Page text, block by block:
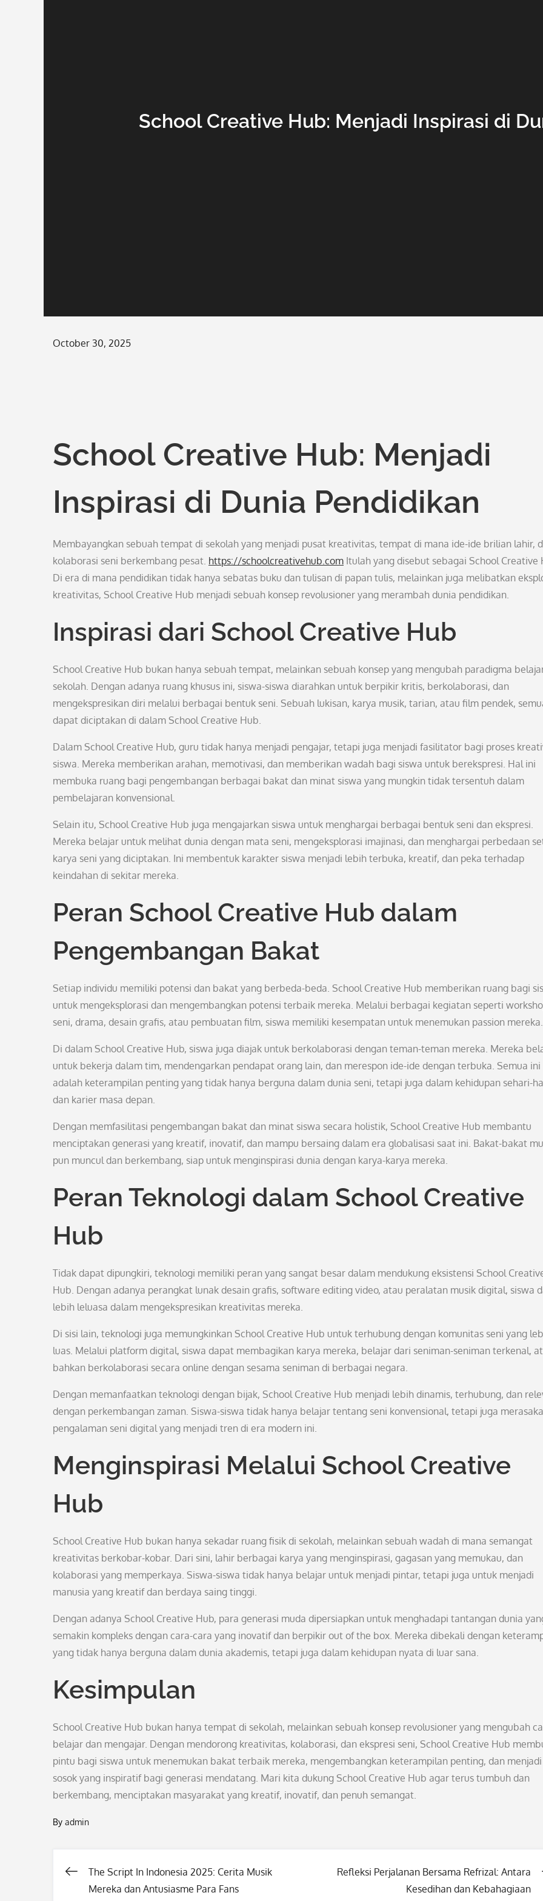
School Creative Hub: Menjadi Inspirasi di
Posted
October 30, 2025
School Creative Hub: Menjadi
Inspirasi di Dunia Pendidikan
Membayangkan sebuah tempat di sekolah yang menjadi pusat kreativitas, tempat di mana ide-ide brilian lahir,
kolaborasi seni berkembang pesat. https://schoolcreativehub.com Itulah yang disebut sebagai School Creative
Di era di mana pendidikan tidak hanya sebatas buku dan tulisan di papan tulis, melainkan juga melibatkan
kreativitas, School Creative Hub menjadi sebuah konsep revolusioner yang merambah dunia pendidikan.
Inspirasi dari School Creative Hub
School Creative Hub bukan hanya sebuah tempat, melainkan sebuah konsep yang mengubah paradigma
sekolah. Dengan adanya ruang khusus ini, siswa-siswa diarahkan untuk berpikir kritis, berkolaborasi, dan
mengekspresikan diri melalui berbagai bentuk seni. Sebuah lukisan, karya musik, tarian, atau film pendek,
dapat diciptakan di dalam School Creative Hub.
Dalam School Creative Hub, guru tidak hanya menjadi pengajar, tetapi juga menjadi fasilitator bagi proses
siswa. Mereka memberikan arahan, memotivasi, dan memberikan wadah bagi siswa untuk berekspresi. Hal ini
membuka ruang bagi pengembangan berbagai bakat dan minat siswa yang mungkin tidak tersentuh dalam
pembelajaran konvensional.
Selain itu, School Creative Hub juga mengajarkan siswa untuk menghargai berbagai bentuk seni dan ekspresi.
Mereka belajar untuk melihat dunia dengan mata seni, mengeksplorasi imajinasi, dan menghargai perbedaan
karya seni yang diciptakan. Ini membentuk karakter siswa menjadi lebih terbuka, kreatif, dan peka terhadap
keindahan di sekitar mereka.
Peran School Creative Hub dalam
Pengembangan Bakat
Setiap individu memiliki potensi dan bakat yang berbeda-beda. School Creative Hub memberikan ruang bagi
untuk mengeksplorasi dan mengembangkan potensi terbaik mereka. Melalui berbagai kegiatan seperti
seni, drama, desain grafis, atau pembuatan film, siswa memiliki kesempatan untuk menemukan passion mereka.
Di dalam School Creative Hub, siswa juga diajak untuk berkolaborasi dengan teman-teman mereka. Mereka
untuk bekerja dalam tim, mendengarkan pendapat orang lain, dan merespon ide-ide dengan terbuka. Semua ini
adalah keterampilan penting yang tidak hanya berguna dalam dunia seni, tetapi juga dalam kehidupan sehari-
dan karier masa depan.
Dengan memfasilitasi pengembangan bakat dan minat siswa secara holistik, School Creative Hub membantu
menciptakan generasi yang kreatif, inovatif, dan mampu bersaing dalam era globalisasi saat ini. Bakat-bakat
pun muncul dan berkembang, siap untuk menginspirasi dunia dengan karya-karya mereka.
Peran Teknologi dalam School Creative
Hub
Tidak dapat dipungkiri, teknologi memiliki peran yang sangat besar dalam mendukung eksistensi School
Hub. Dengan adanya perangkat lunak desain grafis, software editing video, atau peralatan musik digital, siswa
lebih leluasa dalam mengekspresikan kreativitas mereka.
Di sisi lain, teknologi juga memungkinkan School Creative Hub untuk terhubung dengan komunitas seni yang
luas. Melalui platform digital, siswa dapat membagikan karya mereka, belajar dari seniman-seniman terkenal,
bahkan berkolaborasi secara online dengan sesama seniman di berbagai negara.
Dengan memanfaatkan teknologi dengan bijak, School Creative Hub menjadi lebih dinamis, terhubung, dan
dengan perkembangan zaman. Siswa-siswa tidak hanya belajar tentang seni konvensional, tetapi juga
pengalaman seni digital yang menjadi tren di era modern ini.
Menginspirasi Melalui School Creative
Hub
School Creative Hub bukan hanya sekadar ruang fisik di sekolah, melainkan sebuah wadah di mana semangat
kreativitas berkobar-kobar. Dari sini, lahir berbagai karya yang menginspirasi, gagasan yang memukau, dan
kolaborasi yang memperkaya. Siswa-siswa tidak hanya belajar untuk menjadi pintar, tetapi juga untuk menjadi
manusia yang kreatif dan berdaya saing tinggi.
Dengan adanya School Creative Hub, para generasi muda dipersiapkan untuk menghadapi tantangan dunia
semakin kompleks dengan cara-cara yang inovatif dan berpikir out of the box. Mereka dibekali dengan
yang tidak hanya berguna dalam dunia akademis, tetapi juga dalam kehidupan nyata di luar sana.
Kesimpulan
School Creative Hub bukan hanya tempat di sekolah, melainkan sebuah konsep revolusioner yang mengubah
belajar dan mengajar. Dengan mendorong kreativitas, kolaborasi, dan ekspresi seni, School Creative Hub
pintu bagi siswa untuk menemukan bakat terbaik mereka, mengembangkan keterampilan penting, dan menjadi
sosok yang inspiratif bagi generasi mendatang. Mari kita dukung School Creative Hub agar terus tumbuh dan
berkembang, menciptakan masyarakat yang kreatif, inovatif, dan penuh semangat.
By admin
Post
The Script In Indonesia 2025: Cerita Musik
Mereka dan Antusiasme Para Fans
Refleksi Perjalanan Bersama Refrizal: Antara
Kesedihan dan Kebahagiaan